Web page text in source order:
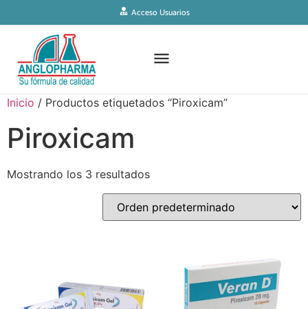
Acceso Usuarios
Inicio / Productos etiquetados “Piroxicam”
Piroxicam
Mostrando los 3 resultados